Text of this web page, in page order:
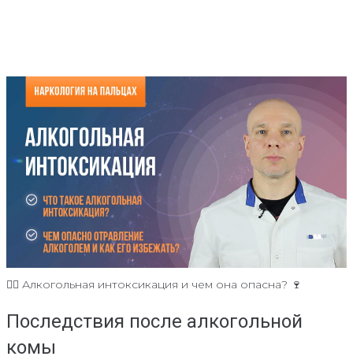
👨‍⚕️ Алкогольная интоксикация и чем она опасна? 🍷
Последствия после алкогольной
комы